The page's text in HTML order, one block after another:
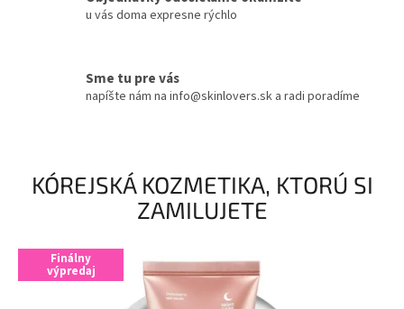
M
E
u vás doma expresne rýchlo
Sme tu pre vás
napíšte nám na info@skinlovers.sk a radi poradíme
KÓREJSKÁ KOZMETIKA, KTORÚ SI
ZAMILUJETE
Finálny
výpredaj